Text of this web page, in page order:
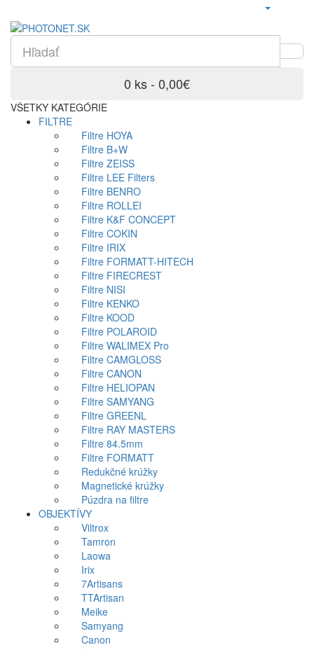
0 ks - 0,00€
VŠETKY KATEGÓRIE
FILTRE
Filtre HOYA
Filtre B+W
Filtre ZEISS
Filtre LEE Filters
Filtre BENRO
Filtre ROLLEI
Filtre K&F CONCEPT
Filtre COKIN
Filtre IRIX
Filtre FORMATT-HITECH
Filtre FIRECREST
Filtre NISI
Filtre KENKO
Filtre KOOD
Filtre POLAROID
Filtre WALIMEX Pro
Filtre CAMGLOSS
Filtre CANON
Filtre HELIOPAN
Filtre SAMYANG
Filtre GREENL
Filtre RAY MASTERS
Filtre 84.5mm
Filtre FORMATT
Redukčné krúžky
Magnetické krúžky
Púzdra na filtre
OBJEKTÍVY
Viltrox
Tamron
Laowa
Irix
7Artisans
TTArtisan
Meike
Samyang
Canon